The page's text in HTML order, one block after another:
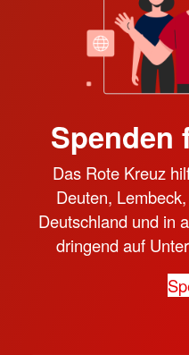
Spenden
Das Rote Kreuz
Deuten,
Deutschland und in
dringend auf